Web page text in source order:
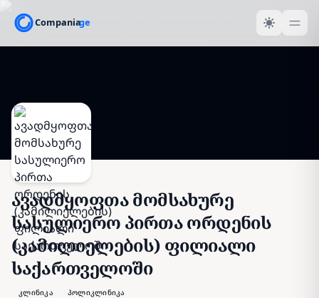
ავადმყოფთა მომსახურე
სასულიერო პირთა ორდენის
(კამილიელების) ფილიალი
საქართველოში
კლინიკა პოლიკლინიკა